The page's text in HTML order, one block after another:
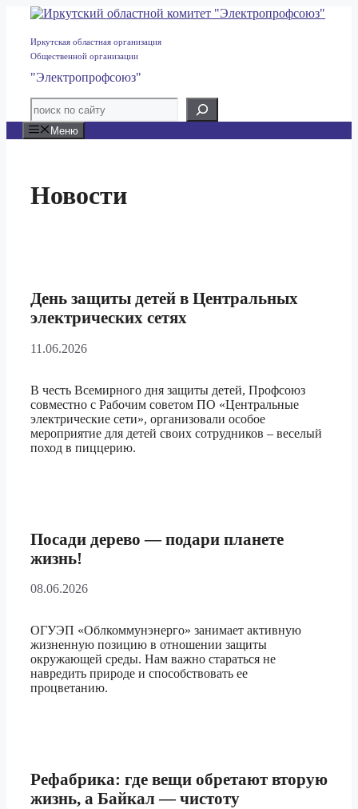
Перейти
содержимому
Иркутская областная организация
Общественной организации
"Электропрофсоюз"
Меню
Новости
День защиты детей в Центральных
электрических сетях
11.06.2026
В честь Всемирного дня защиты детей, Профсоюз
совместно с Рабочим советом ПО «Центральные
электрические сети», организовали особое
мероприятие для детей своих сотрудников – веселый
поход в пиццерию.
Посади дерево — подари планете
жизнь!
08.06.2026
ОГУЭП «Облкоммунэнерго» занимает активную
жизненную позицию в отношении защиты
окружающей среды. Нам важно стараться не
навредить природе и способствовать ее
процветанию.
Рефабрика: где вещи обретают вторую
жизнь, а Байкал — чистоту